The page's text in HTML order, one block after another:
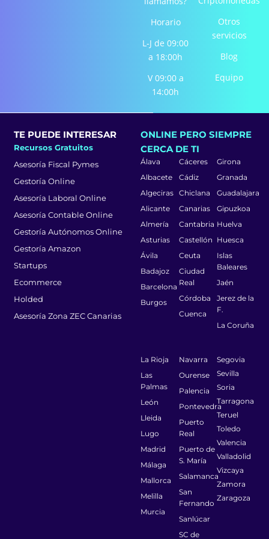
Horario
L-J de 09:00
a 18:00h
V 09:00 a
14:00h
Otros
servicios
Blog
Equipo
TE PUEDE INTERESAR
Recursos Gratuitos
Asesoría Fiscal Pymes
Gestoría Online
Asesoría Laboral Online
Asesoría Contable Online
Gestoría Autónomos Online
Gestoría Amazon
Startups
Ecommerce
Holded
Asesoría Zona ZEC Canarias
ONLINE PERO SIEMPRE
CERCA DE TI
Álava
Albacete
Algeciras
Alicante
Almería
Asturias
Ávila
Badajoz
Barcelona
Burgos
Cáceres
Cádiz
Chiclana
Canarias
Cantabria
Castellón
Ceuta
Ciudad
Real
Córdoba
Cuenca
Girona
Granada
Guadalajara
Gipuzkoa
Huelva
Huesca
Islas
Baleares
Jaén
Jerez de la
F.
La Coruña
La Rioja
Las
Palmas
León
Lleida
Lugo
Madrid
Málaga
Mallorca
Melilla
Murcia
Navarra
Ourense
Palencia
Pontevedra
Puerto
Real
Puerto de
S. María
Salamanca
San
Fernando
Sanlúcar
SC de
Segovia
Sevilla
Soria
Tarragona
Teruel
Toledo
Valencia
Valladolid
Vizcaya
Zamora
Zaragoza